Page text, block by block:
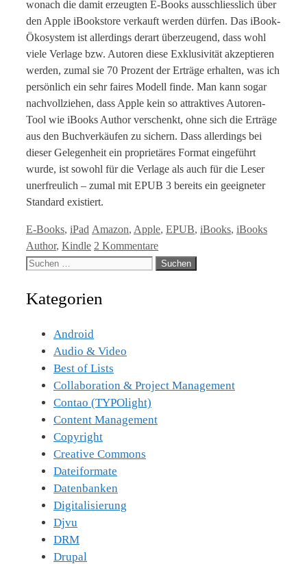
wonach die damit erzeugten E-Books ausschliesslich über
den Apple iBookstore verkauft werden dürfen. Das iBook-
Ökosystem ist allerdings derart überzeugend, dass wohl
viele Verlage bzw. Autoren diese Exklusivität akzeptieren
werden, zumal sie 70 Prozent der Erträge erhalten, was ich
persönlich ein sehr faires Modell finde. Man kann sogar
nachvollziehen, dass Apple kein so attraktives Autoren-
Tool wie iBooks Author verschenkt, ohne sich die Erträge
aus den Buchverkäufen zu sichern. Dass allerdings bei
dieser Gelegenheit ein proprietäres Format eingeführt
wurde, ist sowohl für die Verlage als auch für die Leser
unerfreulich – zumal mit EPUB 3 bereits ein geeigneter
Standard existiert.
Kategorien
E-Books, iPad Tags
Amazon, Apple, EPUB, iBooks, iBooks
Author, Kindle 2 Kommentare
Suche
Kategorien
Android
Audio & Video
Best of Lists
Collaboration & Project Management
Contao (TYPOlight)
Content Management
Copyright
Creative Commons
Dateiformate
Datenbanken
Digitalisierung
Djvu
DRM
Drupal